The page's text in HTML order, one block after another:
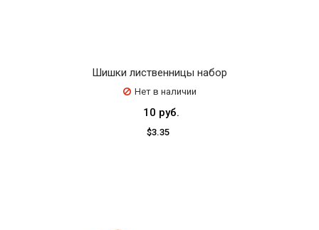
Шишки лиственницы набор
Нет в наличии
10 руб.
$3.35